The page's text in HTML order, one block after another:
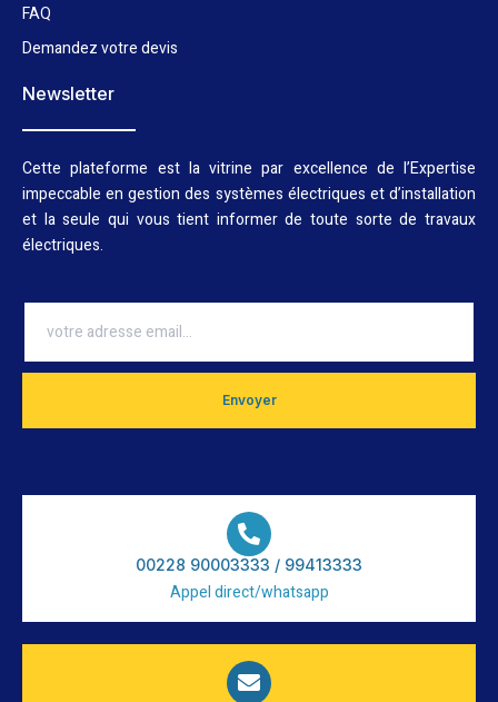
FAQ
Demandez votre devis
Newsletter
Cette plateforme est la vitrine par excellence de l’Expertise
impeccable en gestion des systèmes électriques et d’installation
et la seule qui vous tient informer de toute sorte de travaux
électriques.
Envoyer
00228 90003333 / 99413333
Appel direct/whatsapp